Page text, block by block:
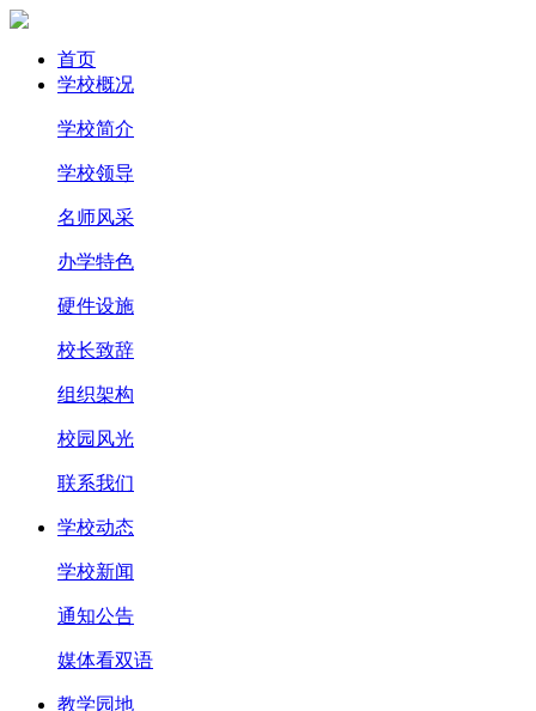
首页
学校概况
学校简介
学校领导
名师风采
办学特色
硬件设施
校长致辞
组织架构
校园风光
联系我们
学校动态
学校新闻
通知公告
媒体看双语
教学园地